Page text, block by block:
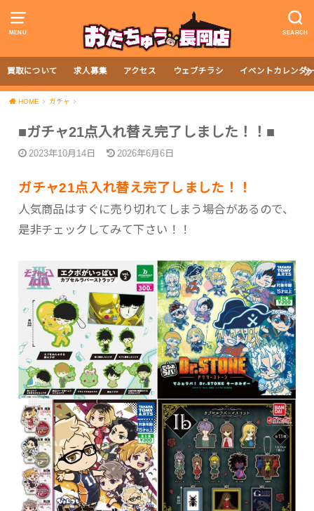
MENU SEARCH
買取について 求人募集 アクセス ウェブチラシ イベントカレンダ
HOME ガチャ
■ガチャ21点入れ替え完了しました！！■
2023年10月14日 2026年6月6日
ガチャ21点入れ替え完了しました！！
人気商品はすぐに売り切れてしまう場合があるので、
是非チェックしてみて下さい！！